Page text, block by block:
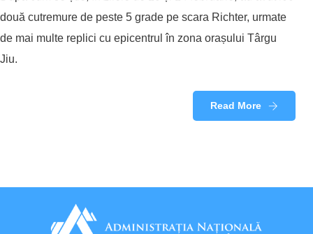
două cutremure de peste 5 grade pe scara Richter, urmate
de mai multe replici cu epicentrul în zona orașului Târgu
Jiu.
Read More